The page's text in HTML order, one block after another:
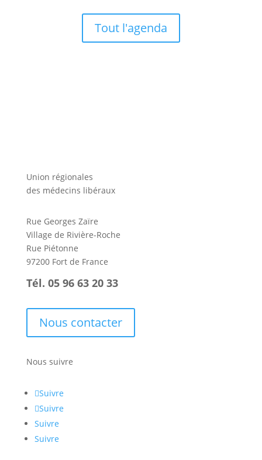
Tout l'agenda
Union régionales
des médecins libéraux
Rue Georges Zaïre
Village de Rivière-Roche
Rue Piétonne
97200 Fort de France
Tél. 05 96 63 20 33
Nous contacter
Nous suivre
Suivre
Suivre
Suivre
Suivre